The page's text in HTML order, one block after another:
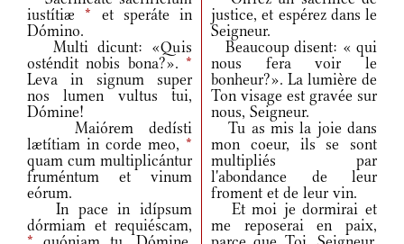
iustítiæ* et speráte in
Dómino.
justice, et espérez dans le
Seigneur.
Multi dicunt: «Quis
osténdit nobis bona?». *
Leva in signum super
nos lumen vultus tui,
Dómine!
Beaucoup disent: « qui
nous fera voir le
bonheur?». La lumière de
Ton visage est gravée sur
nous, Seigneur.
Maiórem dedísti
lætítiam in corde meo, *
quam cum multiplicántur
fruméntum et vinum
eórum.
Tu as mis la joie dans
mon coeur, ils se sont
multipliés par
l'abondance de leur
froment et de leur vin.
In pace in idípsum
dórmiam et requiéscam,
Et moi je dormirai et
me reposerai en paix,